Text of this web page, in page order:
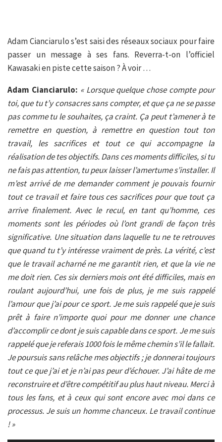
Adam Cianciarulo s’est saisi des réseaux sociaux pour faire
passer un message à ses fans. Reverra-t-on l’officiel
Kawasaki en piste cette saison ? À voir …
Adam Cianciarulo: « Lorsque quelque chose compte pour
toi, que tu t’y consacres sans compter, et que ça ne se passe
pas comme tu le souhaites, ça craint. Ça peut t’amener à te
remettre en question, à remettre en question tout ton
travail, les sacrifices et tout ce qui accompagne la
réalisation de tes objectifs. Dans ces moments difficiles, si tu
ne fais pas attention, tu peux laisser l’amertume s’installer. Il
m’est arrivé de me demander comment je pouvais fournir
tout ce travail et faire tous ces sacrifices pour que tout ça
arrive finalement. Avec le recul, en tant qu’homme, ces
moments sont les périodes où l’ont grandi de façon très
significative. Une situation dans laquelle tu ne te retrouves
que quand tu t’y intéresse vraiment de près. La vérité, c’est
que le travail acharné ne me garantit rien, et que la vie ne
me doit rien. Ces six derniers mois ont été difficiles, mais en
roulant aujourd’hui, une fois de plus, je me suis rappelé
l’amour que j’ai pour ce sport. Je me suis rappelé que je suis
prêt à faire n’importe quoi pour me donner une chance
d’accomplir ce dont je suis capable dans ce sport. Je me suis
rappelé que je referais 1000 fois le même chemin s’il le fallait.
Je poursuis sans relâche mes objectifs ; je donnerai toujours
tout ce que j’ai et je n’ai pas peur d’échouer. J’ai hâte de me
reconstruire et d’être compétitif au plus haut niveau. Merci à
tous les fans, et à ceux qui sont encore avec moi dans ce
processus. Je suis un homme chanceux. Le travail continue
! »